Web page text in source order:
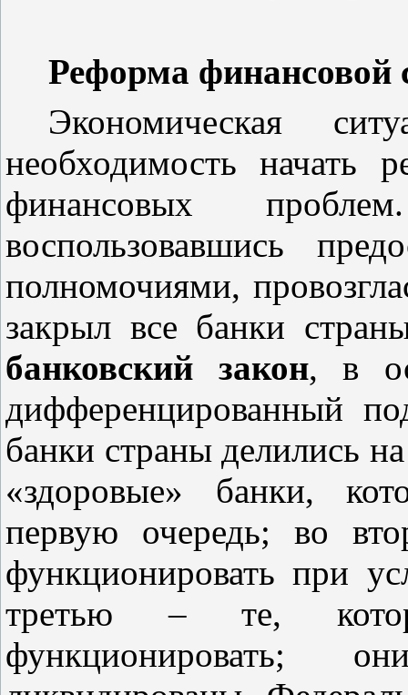
Реформа финансовой
Экономическая
необходимость начать
финансовых
воспользовавшись
полномочиями,
закрыл все банки
банковский закон, в
дифференцированный
банки страны делились
«здоровые» банки,
первую очередь; во
функционировать при
третью – те,